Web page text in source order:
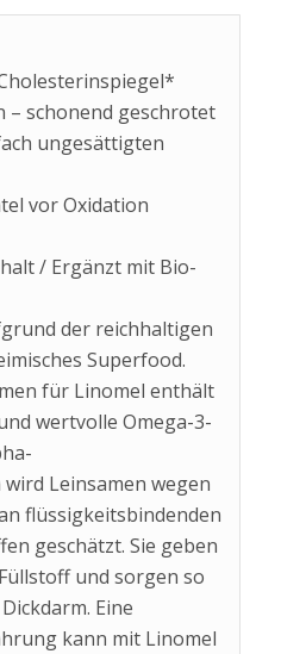
– schonend geschrotet
ungesättigten
vor Oxidation
/ Ergänzt mit Bio-
der reichhaltigen
Superfood.
für Linomel enthält
wertvolle Omega-3-
Leinsamen wegen
flüssigkeitsbindenden
geschätzt. Sie geben
und sorgen so
Eine
kann mit Linomel